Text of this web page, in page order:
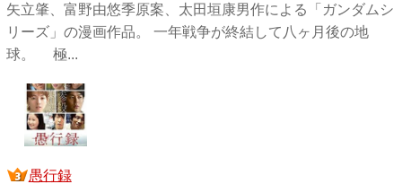
矢立肇、富野由悠季原案、太田垣康男作による「ガンダムシ
リーズ」の漫画作品。 一年戦争が終結して八ヶ月後の地
球。 極...
愚行録